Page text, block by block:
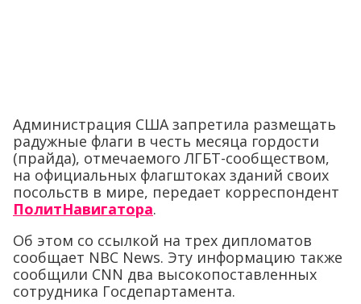
Администрация США запретила размещать
радужные флаги в честь месяца гордости
(прайда), отмечаемого ЛГБТ-сообществом,
на официальных флагштоках зданий своих
посольств в мире, передает корреспондент
ПолитНавигатора.
Об этом со ссылкой на трех дипломатов
сообщает NBС News. Эту информацию также
сообщили CNN два высокопоставленных
сотрудника Госдепартамента.